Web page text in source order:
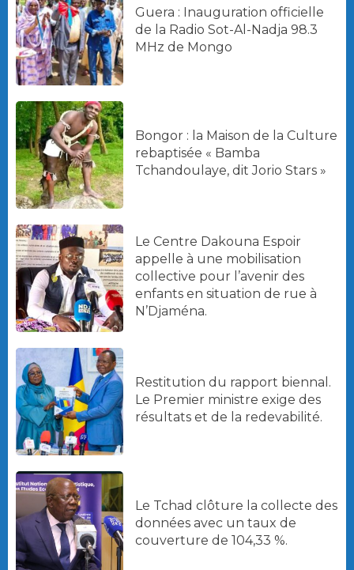
Guera : Inauguration officielle
de la Radio Sot-Al-Nadja 98.3
MHz de Mongo
Bongor : la Maison de la Culture
rebaptisée « Bamba
Tchandoulaye, dit Jorio Stars »
Le Centre Dakouna Espoir
appelle à une mobilisation
collective pour l’avenir des
enfants en situation de rue à
N’Djaména.
Restitution du rapport biennal.
Le Premier ministre exige des
résultats et de la redevabilité.
Le Tchad clôture la collecte des
données avec un taux de
couverture de 104,33 %.